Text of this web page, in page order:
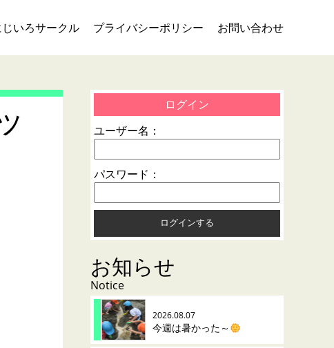
じいろサークル プライバシーポリシー お問い合わせ
ログイン
ユーザー名：
パスワード：
お知らせ
Notice
2026.08.07
今週は暑かった～